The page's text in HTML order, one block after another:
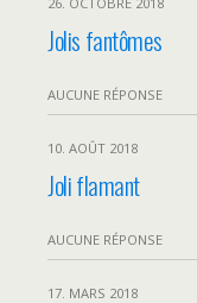
Jolis fantômes
AUCUNE RÉPONSE
10. AOÛT 2018
Joli flamant
AUCUNE RÉPONSE
17. MARS 2018